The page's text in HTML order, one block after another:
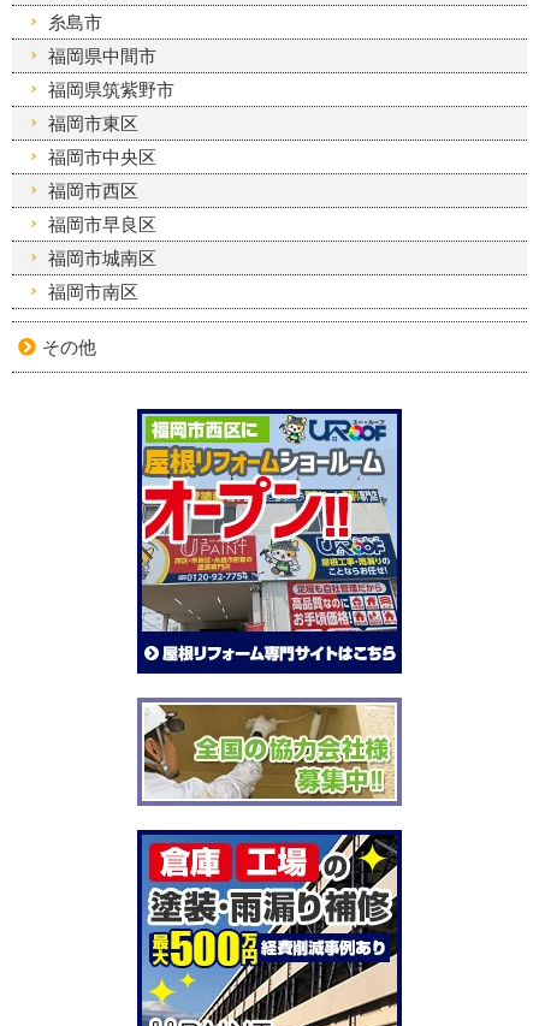
糸島市
福岡県中間市
福岡県筑紫野市
福岡市東区
福岡市中央区
福岡市西区
福岡市早良区
福岡市城南区
福岡市南区
その他